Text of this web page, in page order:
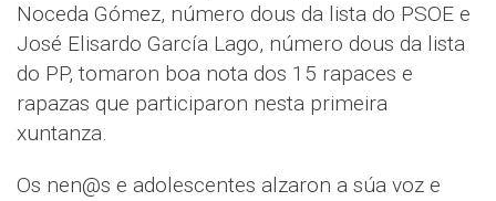
Noceda Gómez, número dous da lista do PSOE e
José Elisardo García Lago, número dous da lista
do PP, tomaron boa nota dos 15 rapaces e
rapazas que participaron nesta primeira
xuntanza.
Os nen@s e adolescentes alzaron a súa voz e